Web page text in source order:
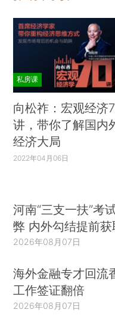
私房课
向松祚：宏观经济
讲，带你了解国内
经济大局
2022年04月06日
河南“三支一扶”考
弊 内外勾结提前获
2026年08月07日
海外金融专才回流
工作签证翻倍
2026年08月07日